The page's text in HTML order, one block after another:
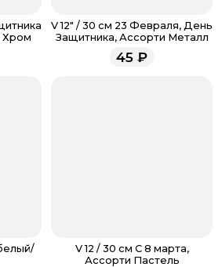
телефона
8 (927) 936-71-86
или
+7 937 333-66-53. Наши
ежедневно с 9.00 до 23.00 и
вас.
Хром
V 12" / 30 см 23 Февраля, День
Защитника, Ассорти Металл
45 ₽
V 12 / 30 см С 8 марта,
Ассорти Пастель